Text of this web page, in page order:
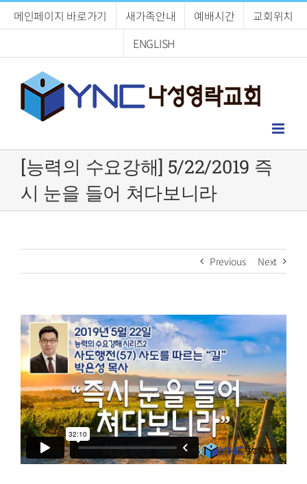
메인페이지 바로가기 새가족안내 예배시간
교회위치
ENGLISH
[능력의 수요강해] 5/22/2019 즉
시 눈을 들어 쳐다보니라
Previous Next